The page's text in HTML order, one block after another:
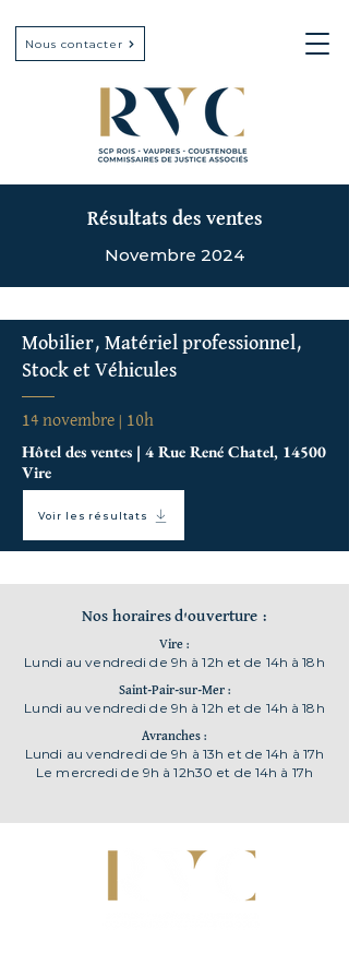
Nous contacter
Résultats des ventes
Novembre 2024
Mobilier, Matériel professionnel,
Stock et Véhicules
14 novembre | 10h
Hôtel des ventes | 4 Rue René Chatel, 14500
Vire
Voir les résultats
Nos horaires d'ouverture :
Vire :
Lundi au vendredi de 9h à 12h et de 14h à 18h
Saint-Pair-sur-Mer :
Lundi au vendredi de 9h à 12h et de 14h à 18h
Avranches :
Lundi au vendredi de 9h à 13h et de 14h à 17h
Le mercredi de 9h à 12h30 et de 14h à 17h